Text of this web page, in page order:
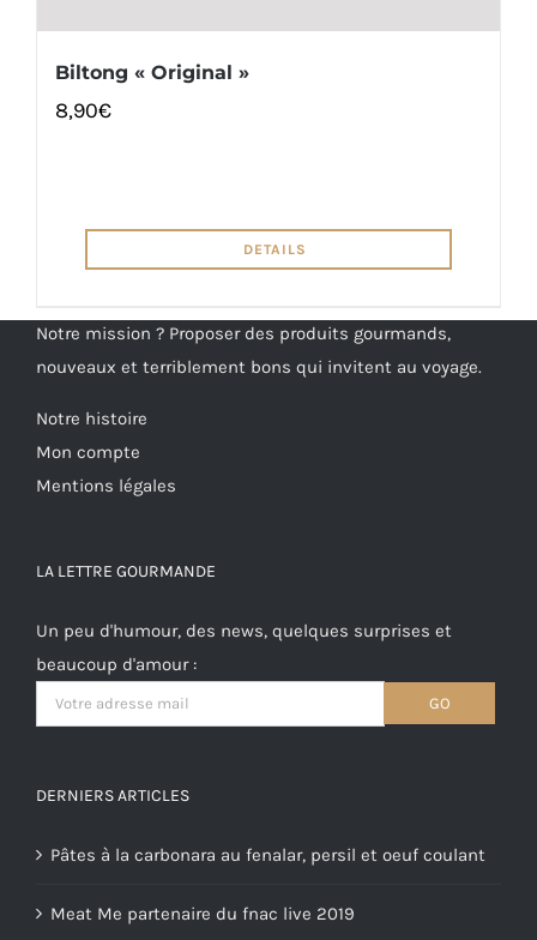
Biltong « Original »
8,90€
DETAILS
Notre mission ? Proposer des produits gourmands,
nouveaux et terriblement bons qui invitent au voyage.
Notre histoire
Mon compte
Mentions légales
LA LETTRE GOURMANDE
Un peu d'humour, des news, quelques surprises et
beaucoup d'amour :
DERNIERS ARTICLES
Pâtes à la carbonara au fenalar, persil et oeuf coulant
Meat Me partenaire du fnac live 2019